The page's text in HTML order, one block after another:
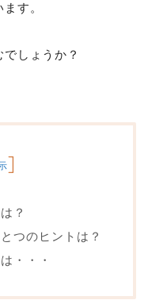
す。
しょうか？
]
？
つのヒントは？
・・・